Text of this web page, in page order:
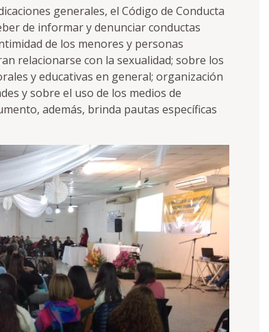
generales, el Código de Conducta
de informar y denunciar conductas
de los menores y personas
relacionarse con la sexualidad; sobre los
y educativas en general; organización
y sobre el uso de los medios de
además, brinda pautas específicas